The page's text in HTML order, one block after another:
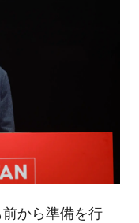
前から準備を行